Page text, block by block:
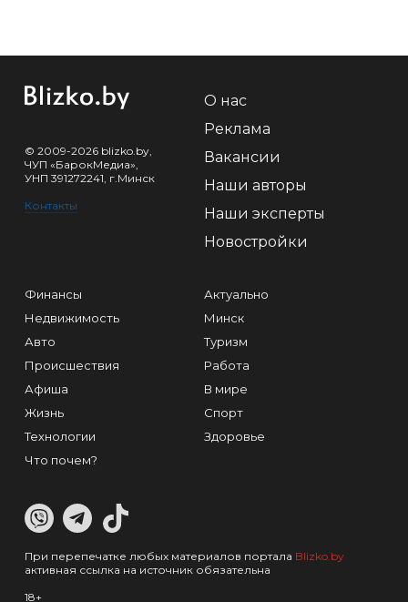
© 2009-2026 blizko.by,
ЧУП «БарокМедиа»,
УНП 391272241, г.Минск
Контакты
О нас
Реклама
Вакансии
Наши авторы
Наши эксперты
Новостройки
Финансы
Недвижимость
Авто
Происшествия
Афиша
Жизнь
Технологии
Что почем?
Актуально
Минск
Туризм
Работа
В мире
Спорт
Здоровье
При перепечатке любых материалов портала Blizko.by
активная ссылка на источник обязательна
18+